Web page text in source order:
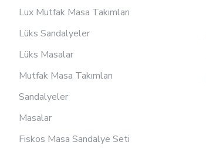
Lux Mutfak Masa Takımları
Lüks Sandalyeler
Lüks Masalar
Mutfak Masa Takımları
Sandalyeler
Masalar
Fiskos Masa Sandalye Seti